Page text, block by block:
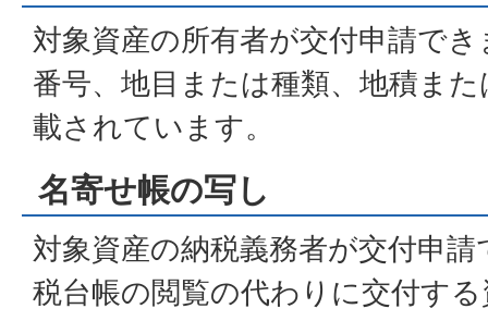
対象資産の所有者が交付申請で
番号、地目または種類、地積ま
載されています。
名寄せ帳の写し
対象資産の納税義務者が交付申
税台帳の閲覧の代わりに交付す